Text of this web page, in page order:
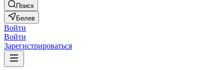
Поиск
Белев
Войти
Войти
Зарегистрироваться